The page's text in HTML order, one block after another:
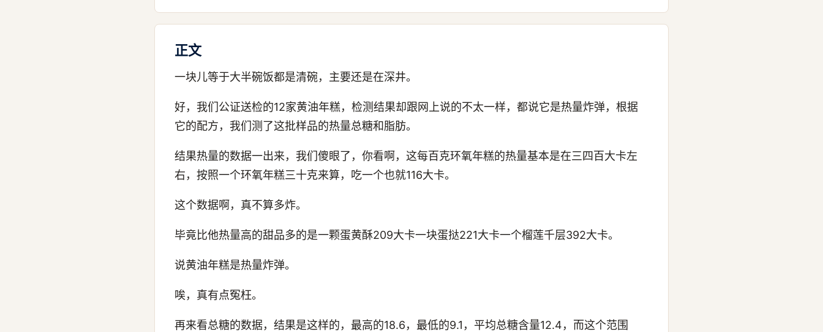
正文
一块儿等于大半碗饭都是清碗，主要还是在深井。
好，我们公证送检的12家黄油年糕，检测结果却跟网上说的不太一样，都说它是热量炸弹，根据
它的配方，我们测了这批样品的热量总糖和脂肪。
结果热量的数据一出来，我们傻眼了，你看啊，这每百克环氧年糕的热量基本是在三四百大卡左
右，按照一个环氧年糕三十克来算，吃一个也就116大卡。
这个数据啊，真不算多炸。
毕竟比他热量高的甜品多的是一颗蛋黄酥209大卡一块蛋挞221大卡一个榴莲千层392大卡。
说黄油年糕是热量炸弹。
唉，真有点冤枉。
再来看总糖的数据，结果是这样的，最高的18.6，最低的9.1，平均总糖含量12.4，而这个范围